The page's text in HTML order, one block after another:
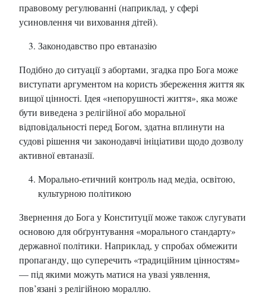
правовому регулюванні (наприклад, у сфері
усиновлення чи виховання дітей).
Законодавство про евтаназію
Подібно до ситуації з абортами, згадка про Бога може
виступати аргументом на користь збереження життя як
вищої цінності. Ідея «непорушності життя», яка може
бути виведена з релігійної або моральної
відповідальності перед Богом, здатна вплинути на
судові рішення чи законодавчі ініціативи щодо дозволу
активної евтаназії.
Морально-етичний контроль над медіа, освітою,
культурною політикою
Звернення до Бога у Конституції може також слугувати
основою для обґрунтування «морального стандарту»
державної політики. Наприклад, у спробах обмежити
пропаганду, що суперечить «традиційним цінностям»
— під якими можуть матися на увазі уявлення,
пов’язані з релігійною мораллю.